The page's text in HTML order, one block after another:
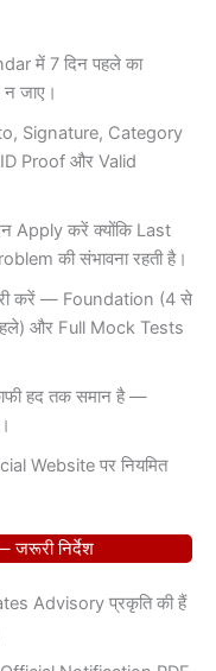
में 7 दिन पहले का
जाए।
Signature, Category
Proof और Valid
Apply करें क्योंकि Last
की संभावना रहती है।
करें — Foundation (4 से
और Full Mock Tests
हद तक समान है —
Website पर नियमित
निर्देश
Advisory प्रकृति की हैं